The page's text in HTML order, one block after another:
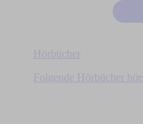
Hörbücher
Folgende Hörbücher